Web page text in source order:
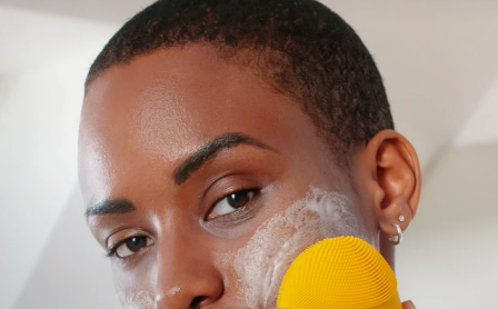
Perfil de usuário
Meus aparelhos
Meus pedidos
Meus endereços
As minhas subscrições
NOVIDADE
FAQ™ Pure Beauty-Tech Elixir
BREAKING NEWS
issa™ Teeth Whitening Set
Idioma
English Deutsch
Español
Français
Italiano
Português
Svenska
Русский
Türkçe
简体中文 繁體中文